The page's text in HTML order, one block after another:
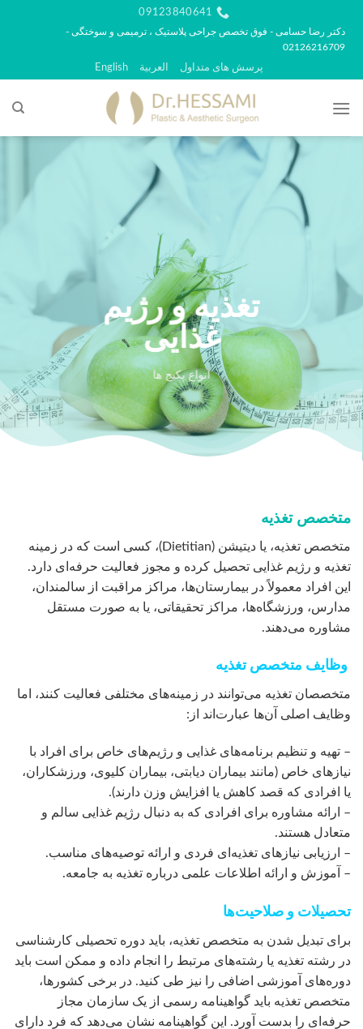
محتوا
09123840641
دکتر رضا حسامی - فوق تخصص جراحی پلاستیک ، ترمیمی و سوختگی -
02126216709
پرسش های متداول العربية English
تغذیه و رژیم
غذایی
انواع پکیج ها
متخصص تغذیه
متخصص تغذیه، یا دیتیشن (Dietitian)، کسی است که در زمینه
تغذیه و رژیم غذایی تحصیل کرده و مجوز فعالیت حرفه‌ای دارد.
این افراد معمولاً در بیمارستان‌ها، مراکز مراقبت از سالمندان،
مدارس، ورزشگاه‌ها، مراکز تحقیقاتی، یا به صورت مستقل
مشاوره می‌دهند.
وظایف متخصص تغذیه
متخصصان تغذیه می‌توانند در زمینه‌های مختلفی فعالیت کنند، اما
وظایف اصلی آن‌ها عبارت‌اند از:
– تهیه و تنظیم برنامه‌های غذایی و رژیم‌های خاص برای افراد با
نیاز‌های خاص (مانند بیماران دیابتی، بیماران کلیوی، ورزشکاران،
یا افرادی که قصد کاهش یا افزایش وزن دارند).
– ارائه مشاوره برای افرادی که به دنبال رژیم غذایی سالم و
متعادل هستند.
– ارزیابی نیازهای تغذیه‌ای فردی و ارائه توصیه‌های مناسب.
– آموزش و ارائه اطلاعات علمی درباره تغذیه به جامعه.
تحصیلات و صلاحیت‌ها
برای تبدیل شدن به متخصص تغذیه، باید دوره تحصیلی کارشناسی
در رشته تغذیه یا رشته‌های مرتبط را انجام داده و ممکن است باید
دوره‌های آموزشی اضافی را نیز طی کنید. در برخی کشورها،
متخصص تغذیه باید گواهینامه رسمی از یک سازمان مجاز
حرفه‌ای را بدست آورد. این گواهینامه نشان می‌دهد که فرد دارای